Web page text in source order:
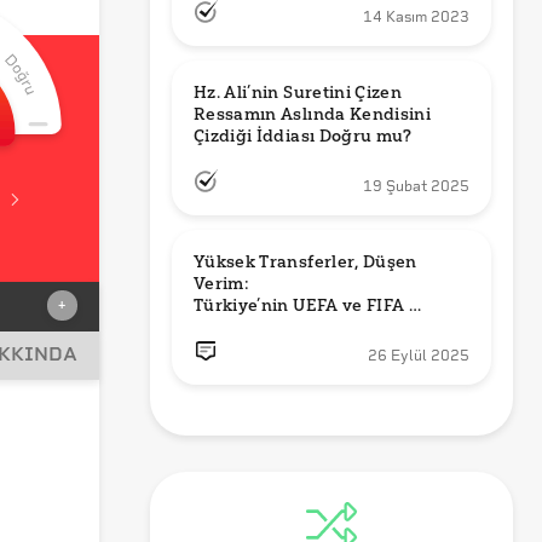
+
14 Kasım 2023
Hz. Ali’nin Suretini Çizen
Ressamın Aslında Kendisini
Çizdiği İddiası Doğru mu?
19 Şubat 2025
Yüksek Transferler, Düşen
Verim:
Türkiye’nin UEFA ve FIFA
26 Eylül 2025